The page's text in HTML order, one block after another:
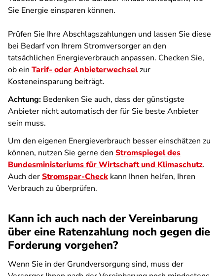
Sie Energie einsparen können.
Prüfen Sie Ihre Abschlagszahlungen und lassen Sie diese
bei Bedarf von Ihrem Stromversorger an den
tatsächlichen Energieverbrauch anpassen. Checken Sie,
ob ein Tarif- oder Anbieterwechselzur
Kosteneinsparung beiträgt.
Achtung: Bedenken Sie auch, dass der günstigste
Anbieter nicht automatisch der für Sie beste Anbieter
sein muss.
Um den eigenen Energieverbrauch besser einschätzen zu
können, nutzen Sie gerne den Stromspiegel des
Bundesministeriums für Wirtschaft und Klimaschutz.
Auch derStromspar-Check kann Ihnen helfen, Ihren
Verbrauch zu überprüfen.
Kann ich auch nach der Vereinbarung
über eine Ratenzahlung noch gegen die
Forderung vorgehen?
Wenn Sie in der Grundversorgung sind, muss der